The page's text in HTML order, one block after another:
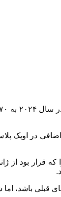
در اوپک
قبلی باشد،